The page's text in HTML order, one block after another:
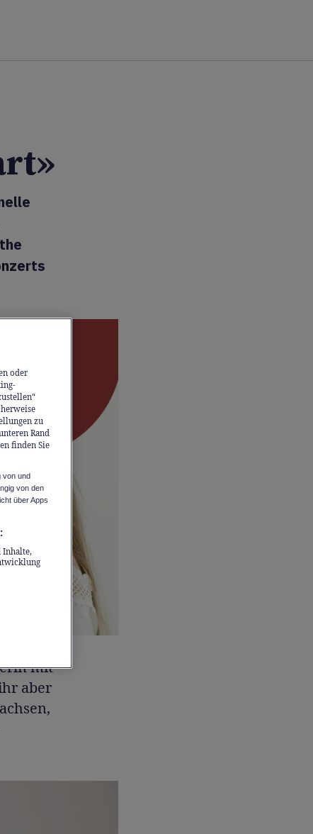
mit
aber
oder
zu
Rand
finden Sie
von und
von den
über Apps
Inhalte,